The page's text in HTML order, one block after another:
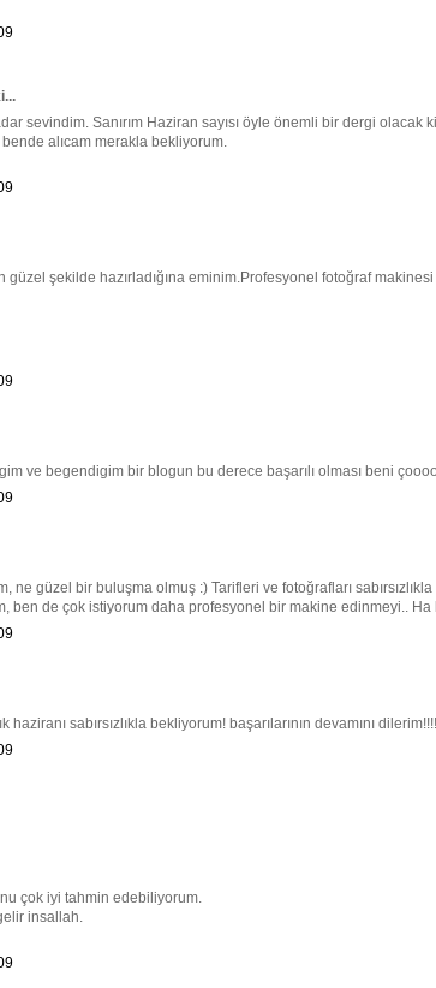
sevindim. Sanırım Haziran sayısı öyle önemli bir dergi
alıcam merakla bekliyorum.
güzel şekilde hazırladığına eminim.Profesyonel fotoğraf
ve begendigim bir blogun bu derece başarılı olması beni
ne güzel bir buluşma olmuş :) Tarifleri ve fotoğrafları
ben de çok istiyorum daha profesyonel bir makine edinmeyi..
haziranı sabırsızlıkla bekliyorum! başarılarının devamını dilerim!!!!
çok iyi tahmin edebiliyorum.
insallah.